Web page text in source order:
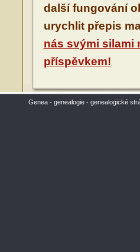
další fungování
urychlit přepis
nás svými silami
příspěvkem!
Genea - genealogie - genealogické